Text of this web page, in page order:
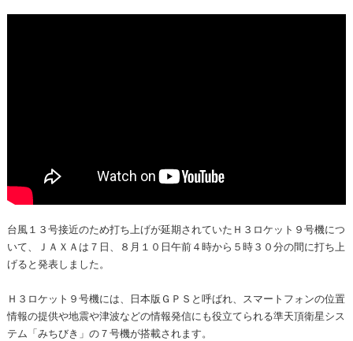
台風１３号接近のため打ち上げが延期されていたＨ３ロケット９号機につ
いて、ＪＡＸＡは７日、８月１０日午前４時から５時３０分の間に打ち上
げると発表しました。
Ｈ３ロケット９号機には、日本版ＧＰＳと呼ばれ、スマートフォンの位置
情報の提供や地震や津波などの情報発信にも役立てられる準天頂衛星シス
テム「みちびき」の７号機が搭載されます。